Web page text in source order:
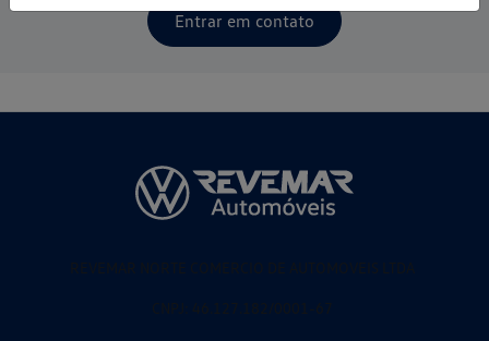
Entrar em contato